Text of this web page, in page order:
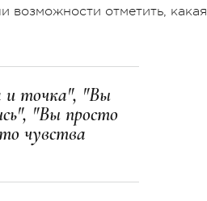
возможности отметить, какая
и точка", "Вы
"Вы просто
чувства